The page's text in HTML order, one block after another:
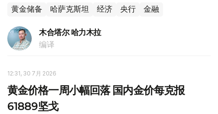
黄金储备 哈萨克斯坦 经济 央行 金融
木合塔尔 哈力木拉
编译
12:31, 30 7月 2026
黄金价格一周小幅回落 国内金价每克报
61889坚戈